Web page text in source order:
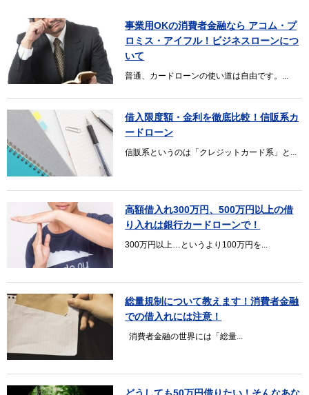
事業用OKの消費者金融なら アコム・プ
ロミス・アイフル！ビジネスローンにつ
いて
普通、カードローンの使い道は自由です。...
借入限度額・金利を徹底比較！信販系カ
ードローン
信販系というのは「クレジットカード系」と...
高額借入れ300万円、500万円以上の借
り入れは銀行カードローンで！
300万円以上…というより100万円を...
総量規制について教えます！消費者金融
での借入れには注意！
消費者金融の世界には「総量...